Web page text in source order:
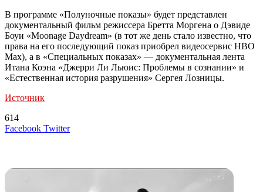
В программе «Полуночные показы» будет представлен
документальный фильм режиссера Бретта Моргена о Дэвиде
Боуи «Moonage Daydream» (в тот же день стало известно, что
права на его последующий показ приобрел видеосервис HBO
Max), а в «Специальных показах» — документальная лента
Итана Коэна «Джерри Ли Льюис: Проблемы в сознании» и
«Естественная история разрушения» Сергея Лозницы.
Источник
614
Facebook TwitterLinkedIn
Tumblr
Reddit
Вконтакте
Одноклассники
Skype
Messenger
Messenger
WhatsApp
Telegram
Viber
Line
Поделиться
Печатать